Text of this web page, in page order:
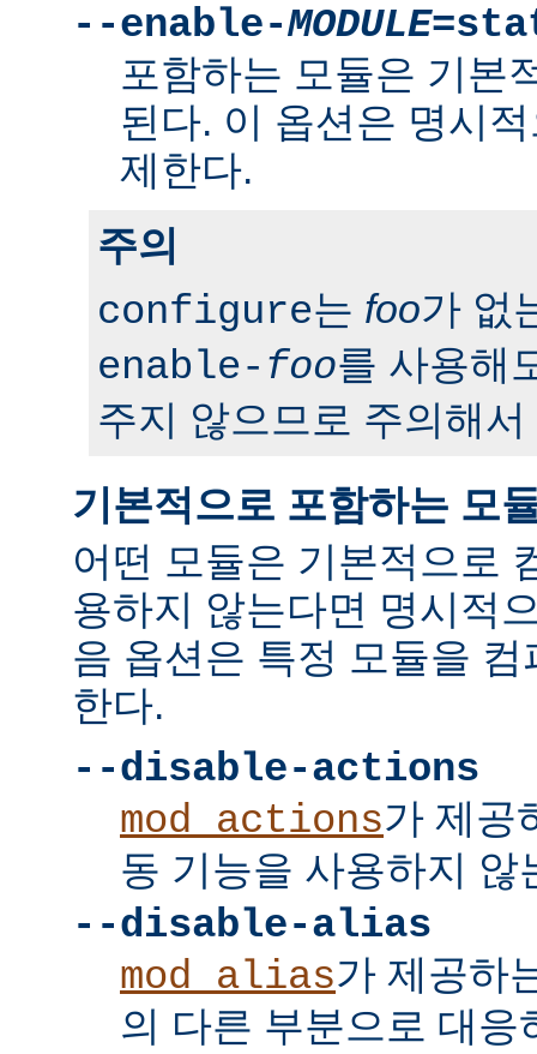
--enable-MODULE
포함하는 모듈은 기본
된다. 이 옵션은 명시
제한다.
주의
configure는 foo가 없
enable- foo를 사용해
주지 않으므로 주의해
기본적으로 포함하는 모
어떤 모듈은 기본적으로
용하지 않는다면 명시적
음 옵션은 특정 모듈을
한다.
--disable-actions
mod_actions가 제공
동 기능을 사용하지 않
--disable-alias
mod_alias가 제공하
의 다른 부분으로 대응